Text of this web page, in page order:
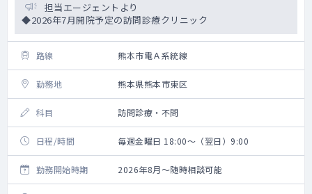
担当エージェントより
◆2026年7月開院予定の訪問診療クリニック
路線 熊本市電Ａ系統線
勤務地 熊本県熊本市東区
科目 訪問診療・不問
日程/時間 毎週金曜日 18:00～（翌日）9:00
勤務開始時期 2026年8月～随時相談可能